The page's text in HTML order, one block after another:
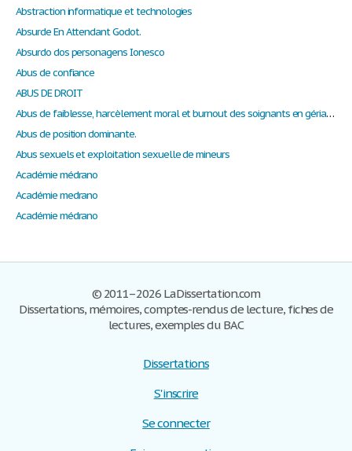
Abstraction informatique et technologies
Absurde En Attendant Godot.
Absurdo dos personagens Ionesco
Abus de confiance
ABUS DE DROIT
Abus de faiblesse, harcèlement moral et burnout des soignants en gériatrie et en psychogériatrie
Abus de position dominante.
Abus sexuels et exploitation sexuelle de mineurs
Académie médrano
Académie medrano
Académie médrano
© 2011–2026 LaDissertation.com
Dissertations, mémoires, comptes-rendus de lecture, fiches de
lectures, exemples du BAC
Dissertations
S'inscrire
Se connecter